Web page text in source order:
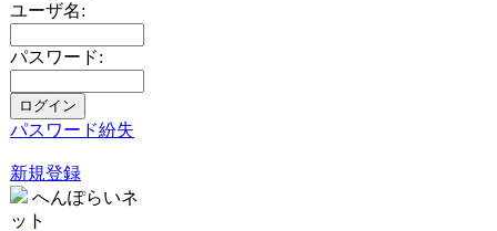
ユーザ名:
パスワード:
パスワード紛失
新規登録
へんぽらいネ
ット